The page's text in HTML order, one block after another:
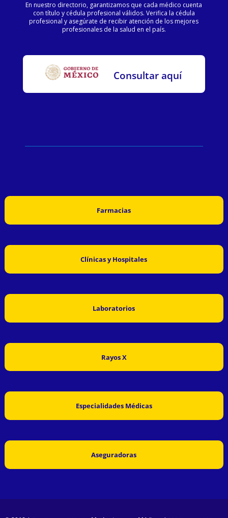
En nuestro directorio, garantizamos que cada médico cuenta
con título y cédula profesional válidos. Verifica la cédula
profesional y asegúrate de recibir atención de los mejores
profesionales de la salud en el país.
Consultar aquí
Farmacias
Clínicas y Hospitales
Laboratorios
Rayos X
Especialidades Médicas
Aseguradoras